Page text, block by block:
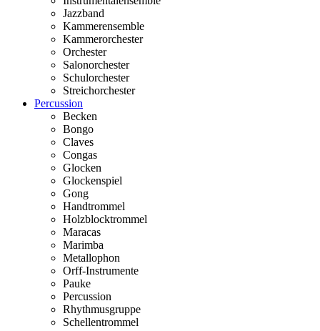
Jazzband
Kammerensemble
Kammerorchester
Orchester
Salonorchester
Schulorchester
Streichorchester
Percussion
Becken
Bongo
Claves
Congas
Glocken
Glockenspiel
Gong
Handtrommel
Holzblocktrommel
Maracas
Marimba
Metallophon
Orff-Instrumente
Pauke
Percussion
Rhythmusgruppe
Schellentrommel